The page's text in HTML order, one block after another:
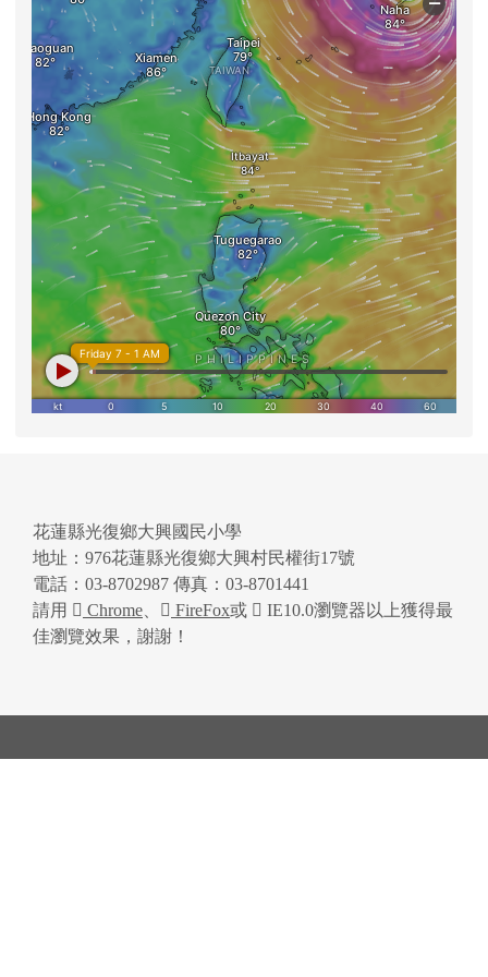
花蓮縣光復鄉大興國民小學
地址：976花蓮縣光復鄉大興村民權街17號
電話：03-8702987 傳真：03-8701441
請用
Chrome FireFox或
IE10.0瀏覽器以上獲得最
佳瀏覽效果，謝謝！